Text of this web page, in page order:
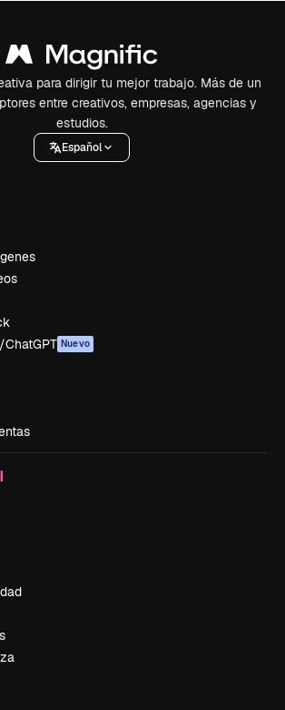
para dirigir tu mejor trabajo. Más de un
entre creativos, empresas, agencias y
estudios.
Español
Nuevo